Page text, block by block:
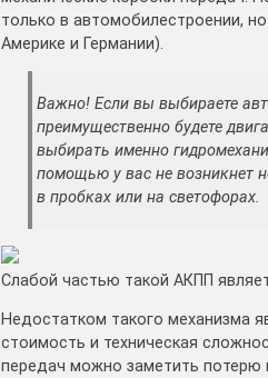
только в автомобилестроении,
Америке и Германии).
Важно! Если вы выбираете
преимущественно будете
выбирать именно
помощью у вас не возникнет
в пробках или на светофорах.
Слабой частью такой АКПП
Недостатком такого механизма
стоимость и техническая
передач можно заметить потерю